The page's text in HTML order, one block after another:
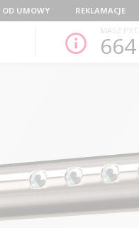
OD UMOWY REKLAMACJE
MASZ